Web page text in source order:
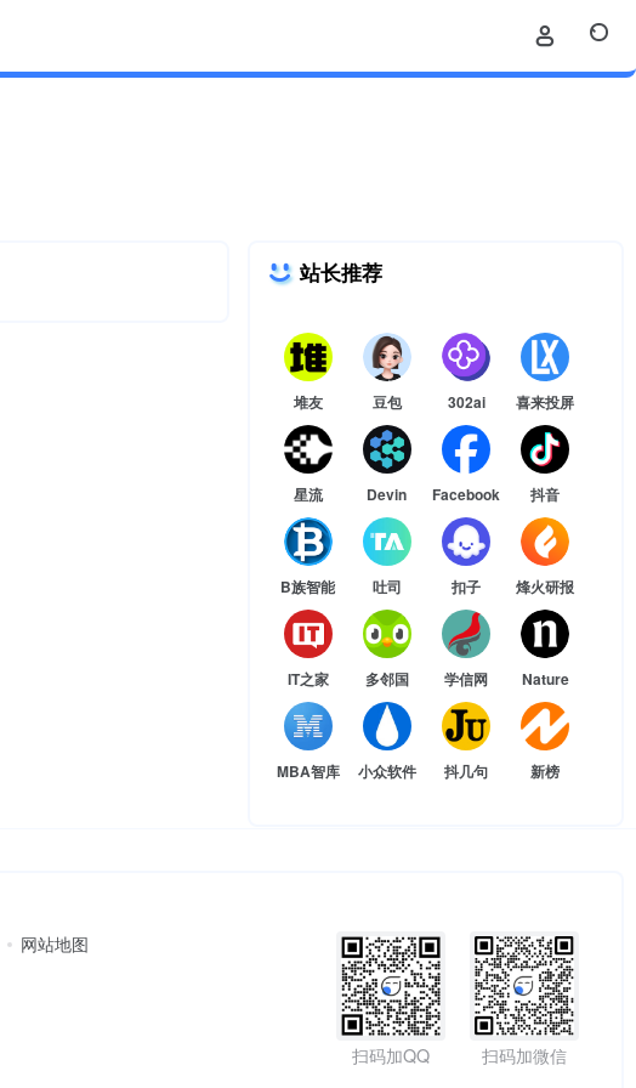
站长推荐
堆友 豆包 302ai 喜来投屏
星流 Devin Facebook 抖音
B族智能 吐司 扣子 烽火研报
IT之家 多邻国 学信网 Nature
MBA智库 小众软件 抖几句 新榜
网站地图
扫码加QQ 扫码加微信